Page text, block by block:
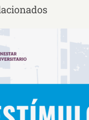
Económicos para